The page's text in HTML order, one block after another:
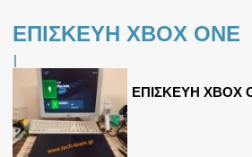
ΕΠΙΣΚΕΥΗ XBOX ONE
|
ΕΠΙΣΚΕΥΗ XBOX